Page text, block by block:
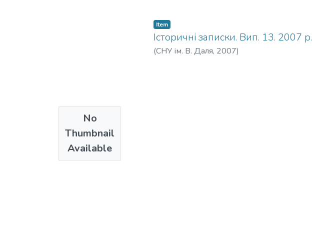
No
Thumbnail
Available
Item
Історичні записки. Вип. 13. 2007 р.
(СНУ ім. В. Даля, 2007)